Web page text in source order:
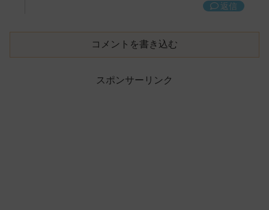
返信
コメントを書き込む
スポンサーリンク